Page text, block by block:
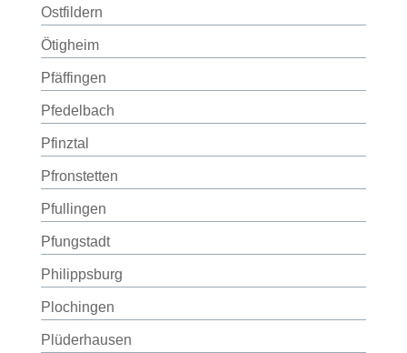
Ostfildern
Ötigheim
Pfäffingen
Pfedelbach
Pfinztal
Pfronstetten
Pfullingen
Pfungstadt
Philippsburg
Plochingen
Plüderhausen